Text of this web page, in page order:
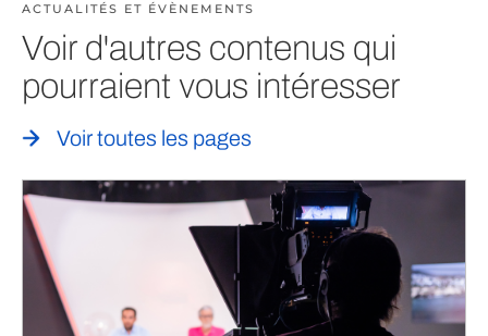
ACTUALITÉS ET ÉVÈNEMENTS
Voir d'autres contenus qui
pourraient vous intéresser
Voir toutes les pages